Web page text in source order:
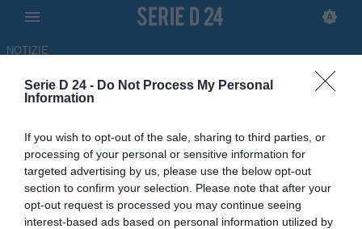
Serie D 24 - Do Not Process My Personal
Information
If you wish to opt-out of the sale, sharing to third parties, or
processing of your personal or sensitive information for
targeted advertising by us, please use the below opt-out
section to confirm your selection. Please note that after your
opt-out request is processed you may continue seeing
interest-based ads based on personal information utilized by
NOTIZIE
Cristian Brocchi lascia la
panchina dello Zeta Milano:
tornerà a coprire il ruolo di
general manager del club
09.05.2026 13:20 di Antonino Iorfida